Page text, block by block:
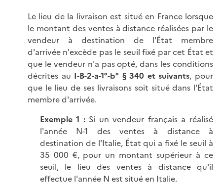
Le lieu de la livraison est situé en France lorsque
le montant des ventes à distance réalisées par le
vendeur à destination de l'État membre
d'arrivée n'excède pas le seuil fixé par cet État et
que le vendeur n'a pas opté, dans les conditions
décrites au I-B-2-a-1°-b° § 340 et suivants, pour
que le lieu de ses livraisons soit situé dans l'État
membre d'arrivée.
Exemple 1 :Si un vendeur français a réalisé
l'année N-1 des ventes à distance à
destination de l'Italie, État qui a fixé le seuil à
35 000 €, pour un montant supérieur à ce
seuil, le lieu des ventes à distance qu'il
effectue l'année N est situé en Italie.